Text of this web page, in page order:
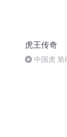
虎王传奇
中国虎